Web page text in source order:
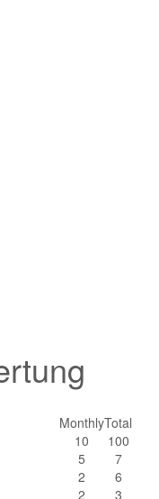
MonthlyTotal
10
100
5
7
2
6
2 3